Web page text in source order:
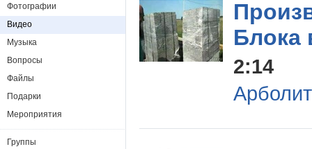
Блока
2:14
Фотографии
Видео
Музыка
Вопросы
Файлы
Подарки
Мероприятия
Группы